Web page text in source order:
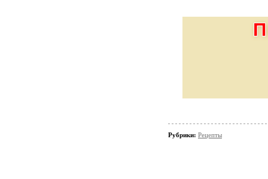
Рубрики: Рецепты